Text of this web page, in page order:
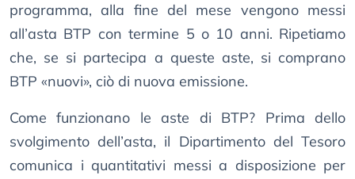
programma, alla fine del mese vengono messi
all’asta BTP con termine 5 o 10 anni. Ripetiamo
che, se si partecipa a queste aste, si comprano
BTP «nuovi», ciò di nuova emissione.
Come funzionano le aste di BTP? Prima dello
svolgimento dell’asta, il Dipartimento del Tesoro
comunica i quantitativi messi a disposizione per